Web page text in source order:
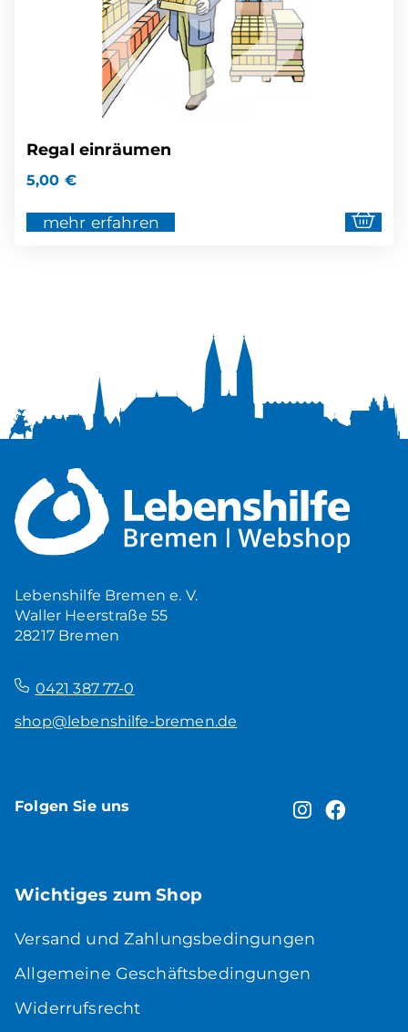
Regal einräumen
5,00 €
mehr erfahren
Lebenshilfe Bremen e. V.
Waller Heerstraße 55
28217 Bremen
0421 387 77-0
shop@lebenshilfe-bremen.de
Folgen Sie uns
Wichtiges zum Shop
Versand und Zahlungsbedingungen
Allgemeine Geschäftsbedingungen
Widerrufsrecht